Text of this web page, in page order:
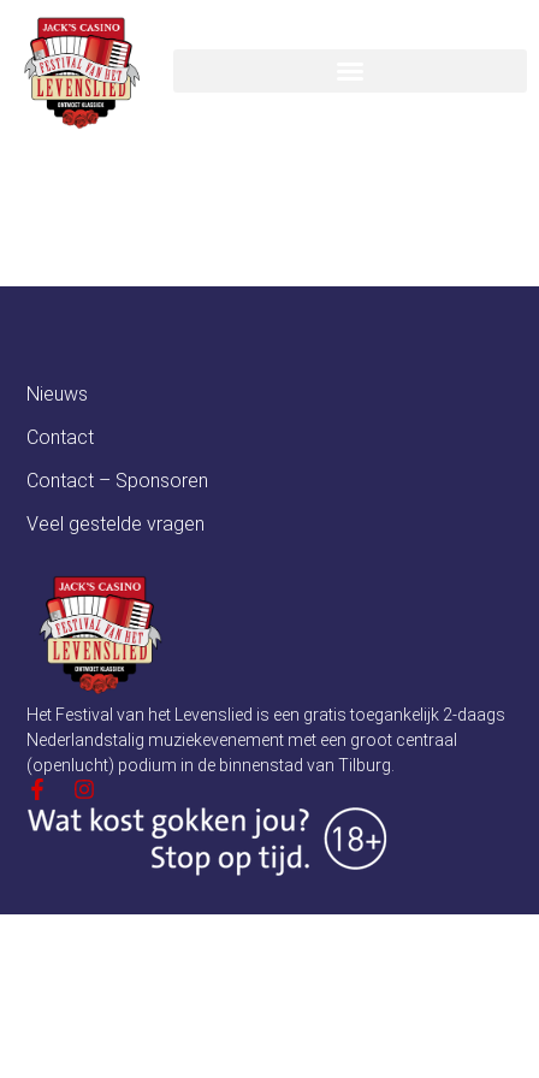
Het Festival van het Levenslied is een gratis toegankelijk 2-daags
Nederlandstalig muziekevenement met een groot centraal
(openlucht) podium in de binnenstad van Tilburg.
Nieuws
Contact
Contact – Sponsoren
Veel gestelde vragen